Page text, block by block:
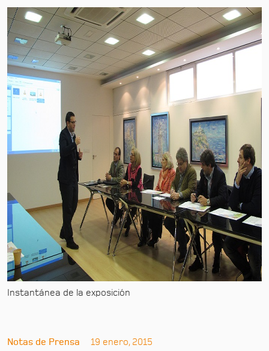
Instantánea de la exposición
Notas de Prensa 19 enero, 2015